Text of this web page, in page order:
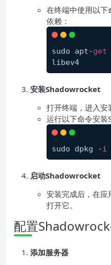
在终端中使用以
依赖：
sudo apt-get
安装Shadowrocket
打开终端，进入安
运行以下命令安装
sudo dpkg -i
启动Shadowrocket
安装完成后，在
打开它。
配置
添加服务器